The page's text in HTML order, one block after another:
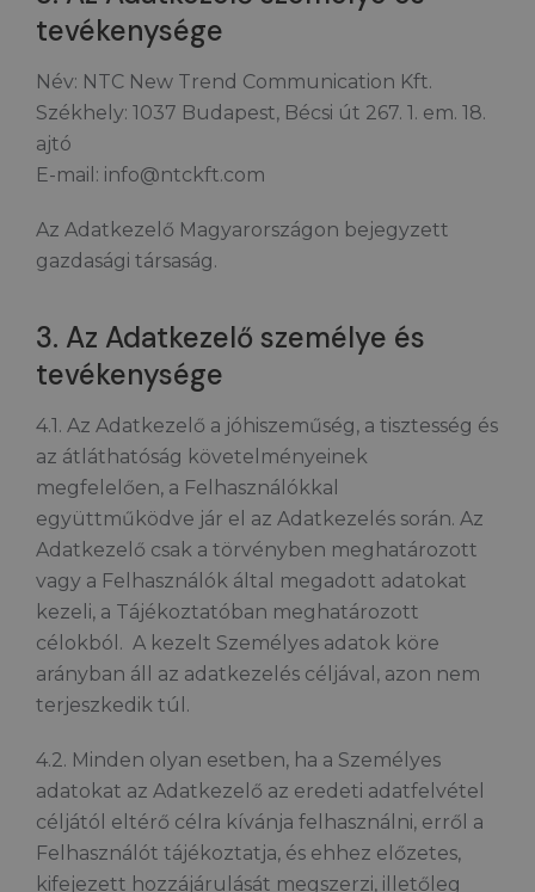
tevékenysége
Név: NTC New Trend Communication Kft.
Székhely: 1037 Budapest, Bécsi út 267. 1. em. 18.
ajtó
E-mail: info@ntckft.com
Az Adatkezelő Magyarországon bejegyzett
gazdasági társaság.
3. Az Adatkezelő személye és
tevékenysége
4.1. Az Adatkezelő a jóhiszeműség, a tisztesség és
az átláthatóság követelményeinek
megfelelően, a Felhasználókkal
együttműködve jár el az Adatkezelés során. Az
Adatkezelő csak a törvényben meghatározott
vagy a Felhasználók által megadott adatokat
kezeli, a Tájékoztatóban meghatározott
célokból. A kezelt Személyes adatok köre
arányban áll az adatkezelés céljával, azon nem
terjeszkedik túl.
4.2. Minden olyan esetben, ha a Személyes
adatokat az Adatkezelő az eredeti adatfelvétel
céljától eltérő célra kívánja felhasználni, erről a
Felhasználót tájékoztatja, és ehhez előzetes,
kifejezett hozzájárulását megszerzi, illetőleg